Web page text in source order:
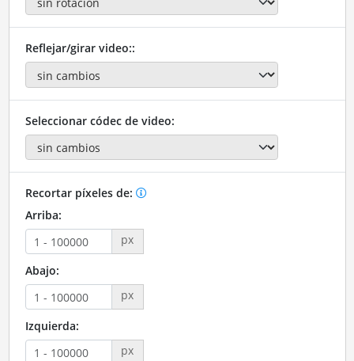
Reflejar/girar video::
Seleccionar códec de video:
Recortar píxeles de:
Arriba:
px
Abajo:
px
Izquierda:
px